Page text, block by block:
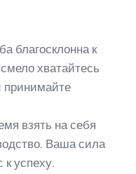
благосклонна к
хватайтесь
принимайте
взять на себя
Ваша сила
успеху.